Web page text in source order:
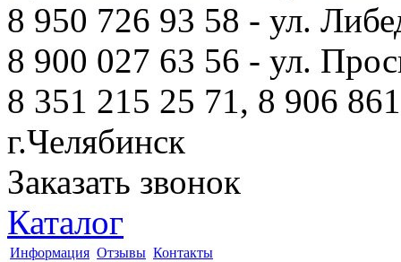
8 950 726 93 58 - ул.
8 900 027 63 56 - ул.
8 351 215 25 71, 8 906
г.Челябинск
Заказать звонок
Каталог
Информация Отзывы Контакты